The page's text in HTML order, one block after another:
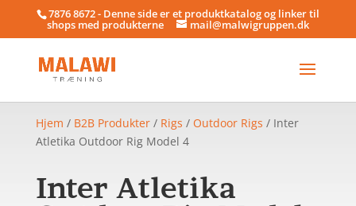
7876 8672 - Denne side er et produktkatalog og linker til
shops med produkterne mail@malwigruppen.dk
Hjem / B2B Produkter/ Rigs / Outdoor Rigs / Inter
Atletika Outdoor Rig Model 4
Inter Atletika